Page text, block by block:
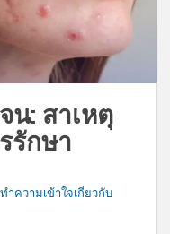
น: สาเหตุ
รักษา
ทำความเข้าใจเกี่ยวกับ